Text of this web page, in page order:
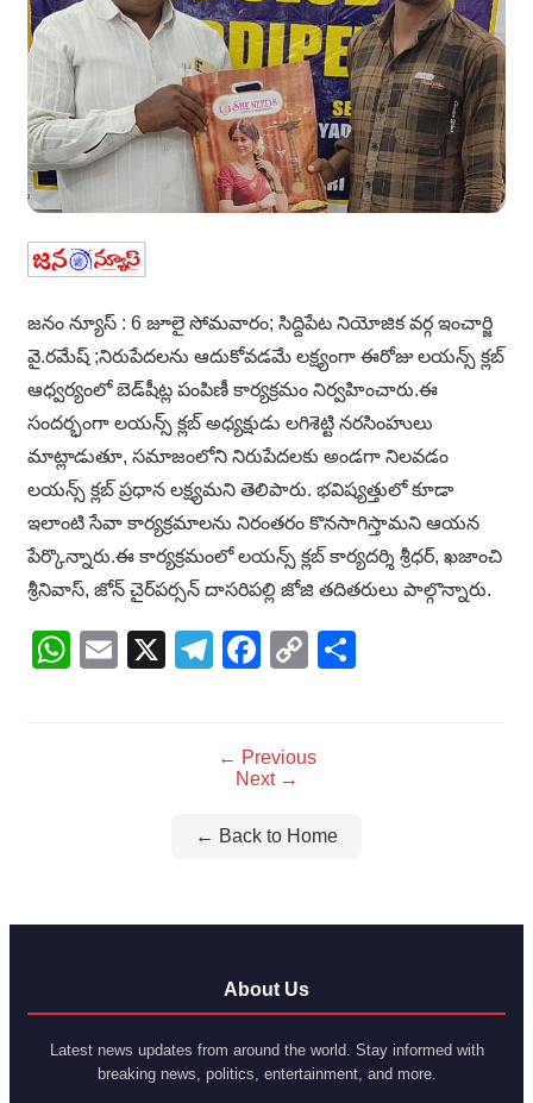
జనం న్యూస్ : 6 జూలై సోమవారం; సిద్దిపేట నియోజిక వర్గ ఇంచార్జి
వై.రమేష్ ;నిరుపేదలను ఆదుకోవడమే లక్ష్యంగా ఈరోజు లయన్స్ క్లబ్
ఆధ్వర్యంలో బెడ్‌షీట్ల పంపిణీ కార్యక్రమం నిర్వహించారు.ఈ
సందర్భంగా లయన్స్ క్లబ్ అధ్యక్షుడు లగిశెట్టి నరసింహులు
మాట్లాడుతూ, సమాజంలోని నిరుపేదలకు అండగా నిలవడం
లయన్స్ క్లబ్ ప్రధాన లక్ష్యమని తెలిపారు. భవిష్యత్తులో కూడా
ఇలాంటి సేవా కార్యక్రమాలను నిరంతరం కొనసాగిస్తామని ఆయన
పేర్కొన్నారు.ఈ కార్యక్రమంలో లయన్స్ క్లబ్ కార్యదర్శి శ్రీధర్, ఖజాంచి
శ్రీనివాస్, జోన్ చైర్‌పర్సన్ దాసరిపల్లి జోజి తదితరులు పాల్గొన్నారు.
WhatsApp
Email
X Telegram
Facebook
Copy
← Previous
Next →
← Back to Home
About Us
Latest news updates from around the world. Stay informed with
breaking news, politics, entertainment, and more.